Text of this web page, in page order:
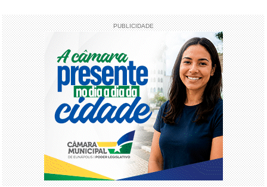
PUBLICIDADE